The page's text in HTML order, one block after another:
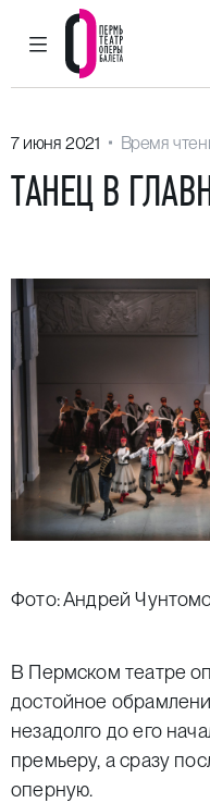
ГЛАВНОЕ МЕНЮ
Пермский
7 июня 2021 Время
ТАНЕЦ В
Фото: Андрей
В Пермском театре
достойное
незадолго до его
премьеру, а сразу
оперную.